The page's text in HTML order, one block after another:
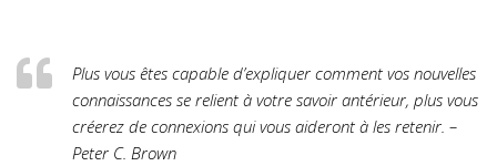
Plus vous êtes capable d’expliquer comment vos nouvelles
connaissances se relient à votre savoir antérieur, plus vous
créerez de connexions qui vous aideront à les retenir. –
Peter C. Brown